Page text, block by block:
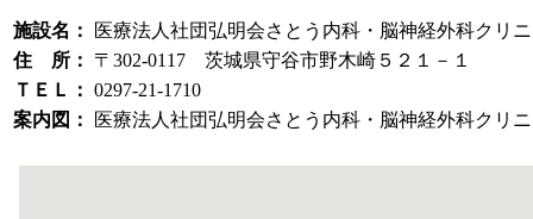
施設名：
医療法人社団弘明会さとう内科・脳神経外科クリ
住 所：
〒302-0117 茨城県守谷市野木崎５２１－１
ＴＥＬ： 0297-21-1710
案内図：
医療法人社団弘明会さとう内科・脳神経外科クリ